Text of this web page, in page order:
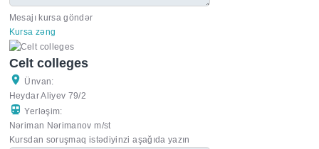
Mesajı kursa göndər
Kursa zəng
Celt colleges
Ünvan:
Heydar Aliyev 79/2
Yerləşim:
Nəriman Nərimanov m/st
Kursdan soruşmaq istədiyinzi aşağıda yazın